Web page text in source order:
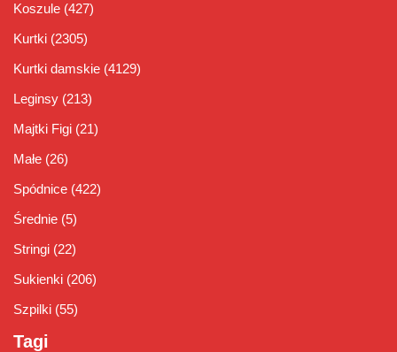
Koszule (427)
Kurtki (2305)
Kurtki damskie (4129)
Leginsy (213)
Majtki Figi (21)
Małe (26)
Spódnice (422)
Średnie (5)
Stringi (22)
Sukienki (206)
Szpilki (55)
Tagi